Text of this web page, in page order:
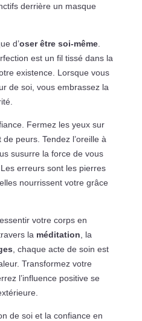
derrière un masque
d’oser être soi-même.
est un fil tissé dans la
existence. Lorsque vous
de soi, vous embrassez la
Fermez les yeux sur
peurs. Tendez l’oreille à
susurre la force de vous
erreurs sont les pierres
nourrissent votre grâce
votre corps en
la méditation , la
, chaque acte de soin est
Transformez votre
l’influence positive se
de soi et la confiance en